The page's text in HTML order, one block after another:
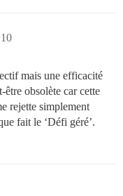
mais une efficacité
être obsolète car cette
rejette simplement
fait le ‘Défi géré’.